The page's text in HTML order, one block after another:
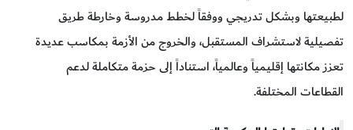
لطبيعتها وبشكل تدريجي ووفقاً لخطط مدروسة وخارطة طريق
تفصيلية لاستشراف المستقبل، والخروج من الأزمة بمكاسب عديدة
تعزز مكانتها إقليمياً وعالمياً، استناداً إلى حزمة متكاملة لدعم
القطاعات المختلفة.